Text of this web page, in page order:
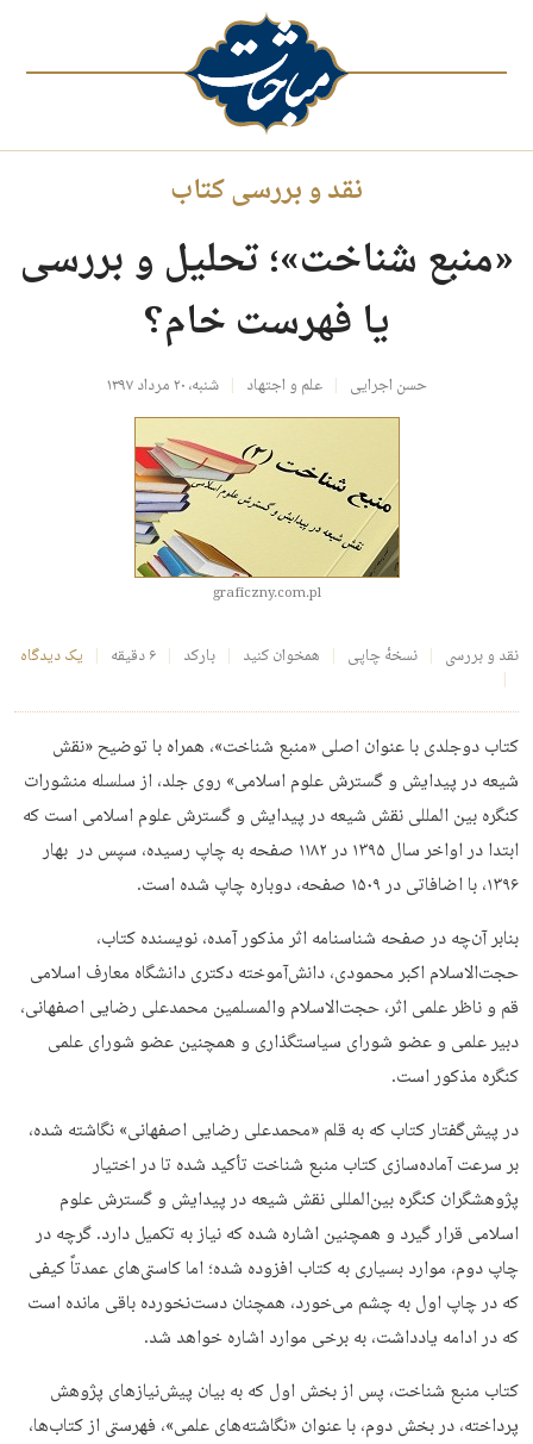
نقد و بررسی کتاب
«منبع شناخت»؛ تحلیل و بررسی
یا فهرست خام؟
حسن اجرایی علم و اجتهاد شنبه، ۲۰ مرداد ۱۳۹۷
graficzny.com.pl
نقد و بررسی نسخهٔ چاپی همخوان کنید بارکد ۶ دقیقه یک دیدگاه
کتاب دوجلدی با عنوان اصلی «منبع شناخت»، همراه با توضیح «نقش
شیعه در پیدایش و گسترش علوم اسلامی» روی جلد، از سلسله منشورات
کنگره بین المللی نقش شیعه در پیدایش و گسترش علوم اسلامی است که
ابتدا در اواخر سال ۱۳۹۵ در ۱۱۸۲ صفحه به چاپ رسیده، سپس در بهار
۱۳۹۶، با اضافاتی در ۱۵۰۹ صفحه، دوباره چاپ شده است.
بنابر آن‌چه در صفحه شناسنامه اثر مذکور آمده، نویسنده کتاب،
حجت‌الاسلام اکبر محمودی، دانش‌آموخته دکتری دانشگاه معارف اسلامی
قم و ناظر علمی اثر، حجت‌الاسلام والمسلمین محمدعلی رضایی اصفهانی،
دبیر علمی و عضو شورای سیاستگذاری و همچنین عضو شورای علمی
کنگره مذکور است.
در پیش‌گفتار کتاب که به قلم «محمدعلی رضایی اصفهانی» نگاشته شده،
بر سرعت آماده‌سازی کتاب منبع شناخت تأکید شده تا در اختیار
پژوهشگران کنگره بین‌المللی نقش شیعه در پیدایش و گسترش علوم
اسلامی قرار گیرد و همچنین اشاره شده که نیاز به تکمیل دارد. گرچه در
چاپ دوم، موارد بسیاری به کتاب افزوده شده؛ اما کاستی‌های عمدتاً کیفی
که در چاپ اول به چشم می‌خورد، همچنان دست‌نخورده باقی مانده است
که در ادامه یادداشت، به برخی موارد اشاره خواهد شد.
کتاب منبع شناخت، پس از بخش اول که به بیان پیش‌نیازهای پژوهش
پرداخته، در بخش دوم، با عنوان «نگاشته‌های علمی»، فهرستی از کتاب‌ها،